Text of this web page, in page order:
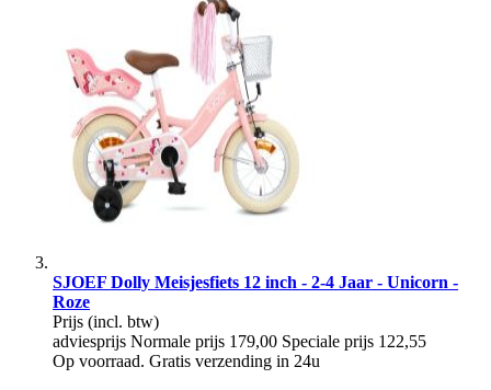
SJOEF Dolly Meisjesfiets 12 inch - 2-4 Jaar - Unicorn -
Roze
Prijs (incl. btw)
adviesprijs Normale prijs 179,00 Speciale prijs 122,55
Op voorraad. Gratis verzending in 24u